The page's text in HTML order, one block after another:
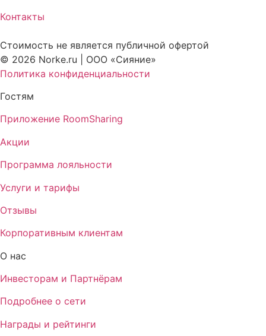
Контакты
Стоимость не является публичной офертой
© 2026 Norke.ru | ООО «Сияние»
Политика конфиденциальности
Гостям
Приложение RoomSharing
Акции
Программа лояльности
Услуги и тарифы
Отзывы
Корпоративным клиентам
О нас
Инвесторам и Партнёрам
Подробнее о сети
Награды и рейтинги